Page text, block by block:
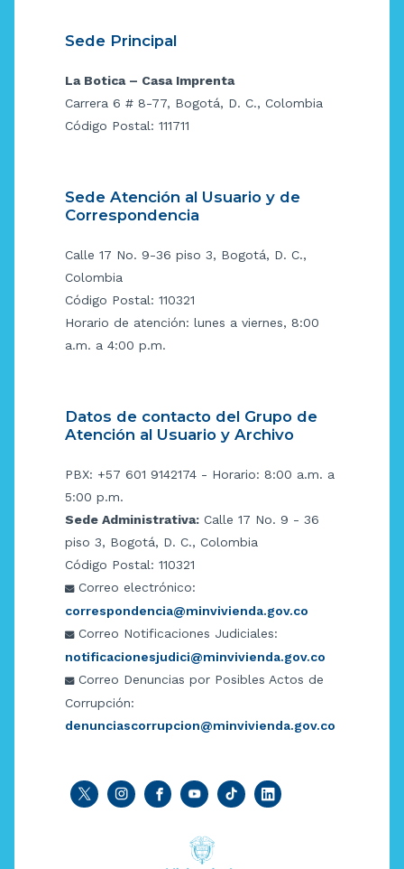
Sede Principal
La Botica – Casa Imprenta
Carrera 6 # 8-77, Bogotá, D. C., Colombia
Código Postal: 111711
Sede Atención al Usuario y de
Correspondencia
Calle 17 No. 9-36 piso 3, Bogotá, D. C.,
Colombia
Código Postal: 110321
Horario de atención: lunes a viernes, 8:00
a.m. a 4:00 p.m.
Datos de contacto del Grupo de
Atención al Usuario y Archivo
PBX: +57 601 9142174 - Horario: 8:00 a.m. a
5:00 p.m.
Sede Administrativa: Calle 17 No. 9 - 36
piso 3, Bogotá, D. C., Colombia
Código Postal: 110321
Correo electrónico:
correspondencia@minvivienda.gov.co
Correo Notificaciones Judiciales:
notificacionesjudici@minvivienda.gov.co
Correo Denuncias por Posibles Actos de
Corrupción:
denunciascorrupcion@minvivienda.gov.co